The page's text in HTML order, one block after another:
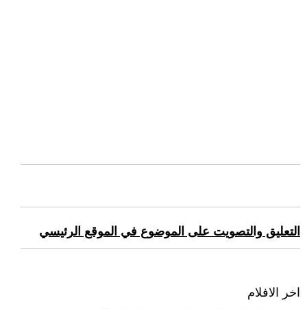
التعليق والتصويت على الموضوع في الموقع الرئيسي
اخر الافلام